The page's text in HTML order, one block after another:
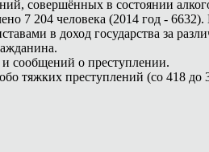
совершённых в состоянии
7 204 человека (2014 год -
в доход государства за
и сообщений о преступлении.
тяжких преступлений (со 418 до